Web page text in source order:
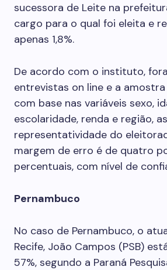
sucessora de Leite na
cargo para o qual foi eleita e
apenas 1,8%.
De acordo com o instituto,
entrevistas on line e a
com base nas variáveis sexo,
escolaridade, renda e região,
representatividade do
margem de erro é de quatro
percentuais, com nível de
Pernambuco
No caso de Pernambuco, o
Recife, João Campos (PSB)
57%, segundo a Paraná